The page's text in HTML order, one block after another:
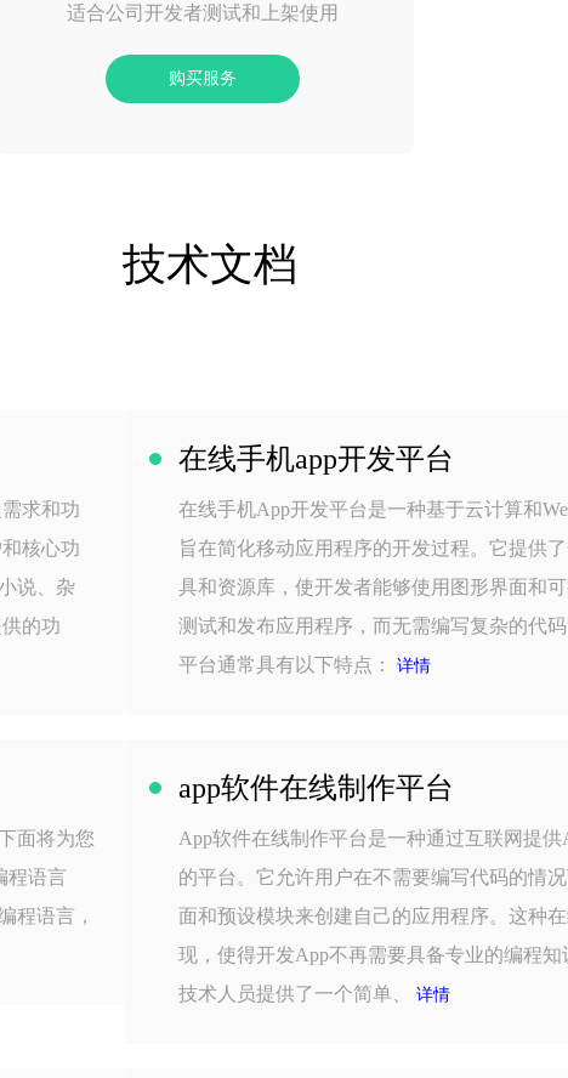
适合公司开发者测试和上架使用
购买服务
技术文档
求和功
核心功
说、杂
的功
在线手机app开发平台
在线手机App开发平台是一种基于云计算和
旨在简化移动应用程序的开发过程。它提供
具和资源库，使开发者能够使用图形界面和可
测试和发布应用程序，而无需编写复杂的代
平台通常具有以下特点：详情
面将为您
程语言
程语言，
app软件在线制作平台
App软件在线制作平台是一种通过互联网提
的平台。它允许用户在不需要编写代码的情
面和预设模块来创建自己的应用程序。这种
现，使得开发App不再需要具备专业的编程
技术人员提供了一个简单、详情